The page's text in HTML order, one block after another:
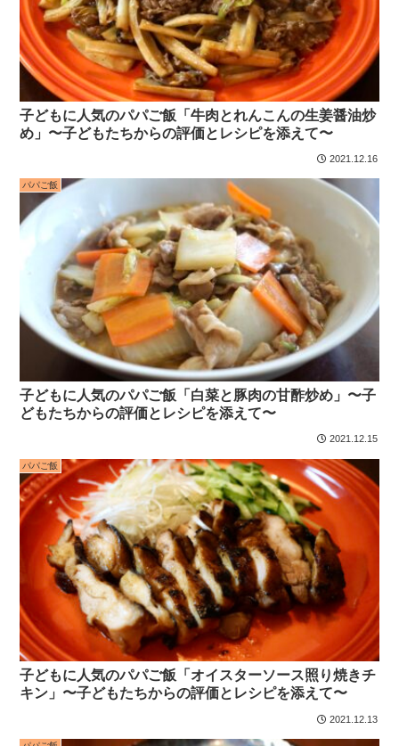
子どもに人気のパパご飯「牛肉とれんこんの生姜醤油炒
め」〜子どもたちからの評価とレシピを添えて〜
2021.12.16
パパご飯
子どもに人気のパパご飯「白菜と豚肉の甘酢炒め」〜子
どもたちからの評価とレシピを添えて〜
2021.12.15
パパご飯
子どもに人気のパパご飯「オイスターソース照り焼きチ
キン」〜子どもたちからの評価とレシピを添えて〜
2021.12.13